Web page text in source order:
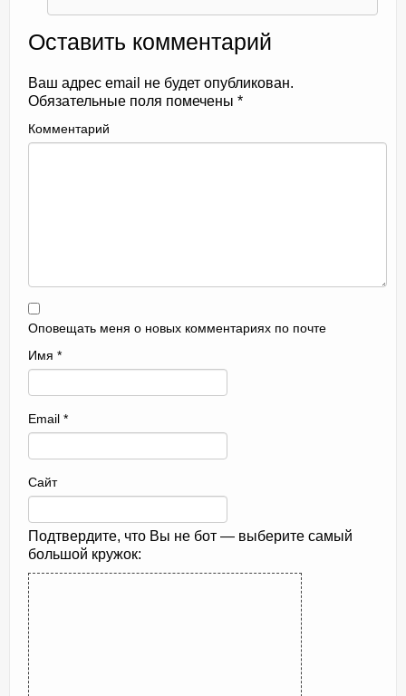
Оставить комментарий
Ваш адрес email не будет опубликован.
Обязательные поля помечены *
Комментарий
Оповещать меня о новых комментариях по почте
Имя *
Email *
Сайт
Подтвердите, что Вы не бот — выберите самый
большой кружок: